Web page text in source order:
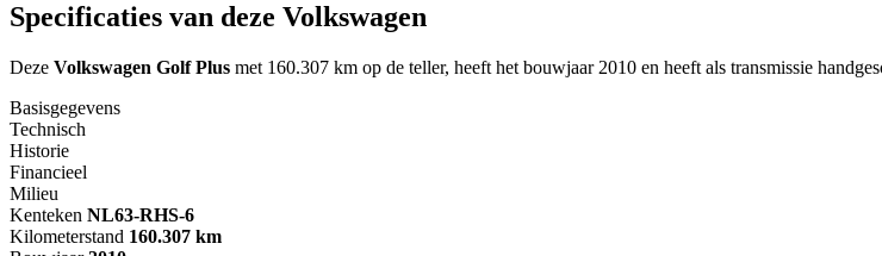
Specificaties van deze Volkswagen
Deze Volkswagen Golf Plus met 160.307 km op de teller, heeft het bouwjaar 2010 en heeft als transmissie
Basisgegevens
Technisch
Historie
Financieel
Milieu
Kenteken NL63-RHS-6
Kilometerstand 160.307 km